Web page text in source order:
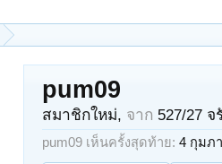
pum09
สมาชิกใหม่, จาก 527/27
pum09 เห็นครั้งสุดท้าย: 4 กุมภ